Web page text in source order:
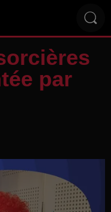
par